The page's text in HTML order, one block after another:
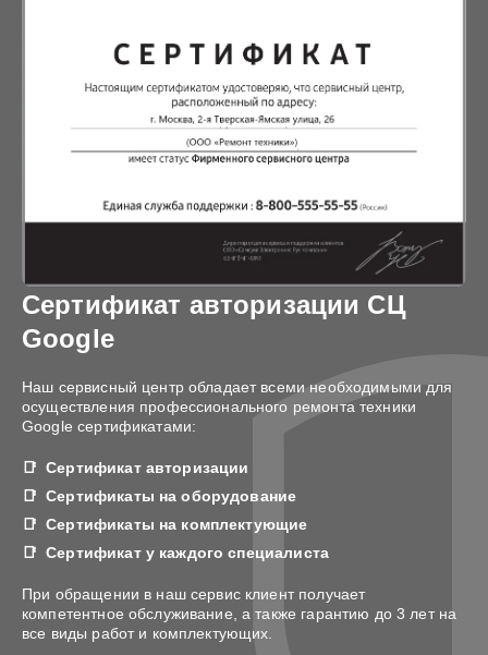
Сертификат авторизации СЦ
Google
Наш сервисный центр обладает всеми необходимыми для
осуществления профессионального ремонта техники
Google сертификатами:
Сертификат авторизации
Сертификаты на оборудование
Сертификаты на комплектующие
Сертификат у каждого специалиста
При обращении в наш сервис клиент получает
компетентное обслуживание, а также гарантию до 3 лет на
все виды работ и комплектующих.